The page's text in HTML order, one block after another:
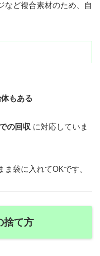
など複合素材のため、自
もある
の回収 に対応していま
袋に入れてOKです。
捨て方